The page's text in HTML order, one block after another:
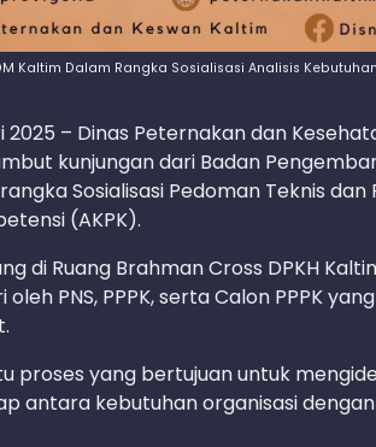
Kaltim Dalam Rangka Sosialisasi Analisis
2025 – Dinas Peternakan dan
kunjungan dari Badan
Sosialisasi Pedoman Teknis
(AKPK).
di Ruang Brahman Cross DPKH
oleh PNS, PPPK, serta Calon PPPK
proses yang bertujuan untuk
antara kebutuhan organisasi